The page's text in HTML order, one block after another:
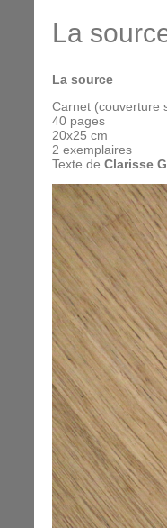
La
La source
Carnet (couverture
40 pages
20x25 cm
2 exemplaires
Texte de Clarisse